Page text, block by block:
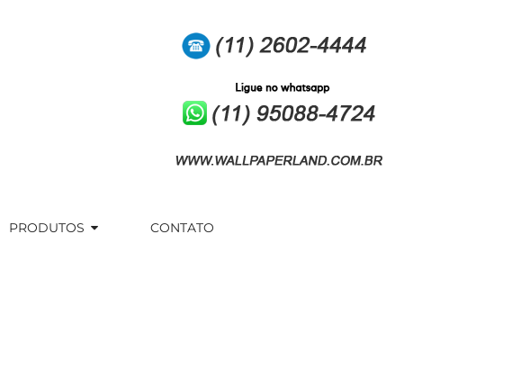
PRODUTOS CONTATO